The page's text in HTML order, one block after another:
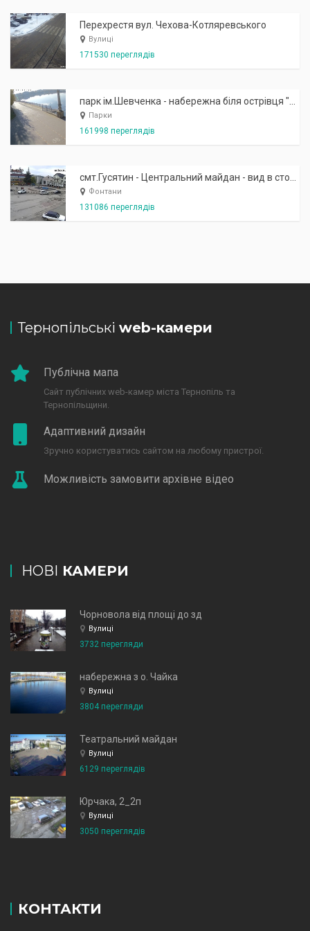
Перехрестя вул. Чехова-Котляревського
Вулиці
171530 переглядів
Парки
161998 переглядів
Фонтани
131086 переглядів
Тернопільські web-камери
Публічна мапа
Сайт публічних web-камер міста Тернопіль та
Тернопільщини.
Адаптивний дизайн
Зручно користуватись сайтом на любому пристрої.
Можливість замовити архівне відео
НОВІ КАМЕРИ
Чорновола від площі до зд
Вулиці
3732 перегляди
набережна з о. Чайка
Вулиці
3804 перегляди
Театральний майдан
Вулиці
6129 переглядів
Юрчака, 2_2п
Вулиці
3050 переглядів
КОНТАКТИ